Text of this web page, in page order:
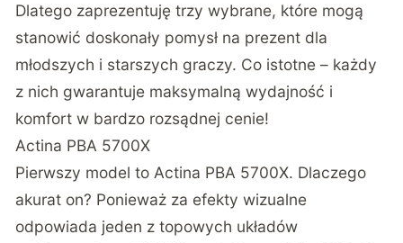
Dlatego zaprezentuję trzy wybrane, które mogą
stanowić doskonały pomysł na prezent dla
młodszych i starszych graczy. Co istotne – każdy
z nich gwarantuje maksymalną wydajność i
komfort w bardzo rozsądnej cenie!
Actina PBA 5700X
Pierwszy model to Actina PBA 5700X. Dlaczego
akurat on? Ponieważ za efekty wizualne
odpowiada jeden z topowych układów